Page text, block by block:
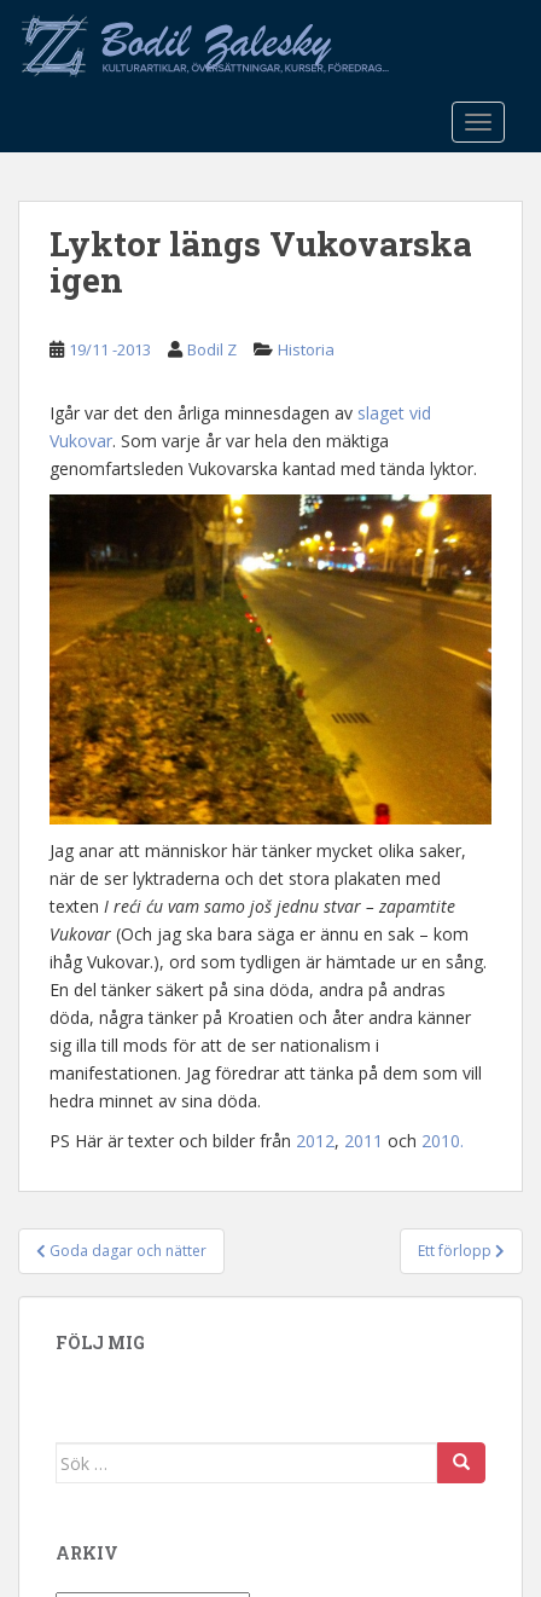
o
Lyktor längs Vukovarska
igen
19/11 -2013 Bodil Z Historia
Igår var det den årliga minnesdagen av slaget vid
Vukovar. Som varje år var hela den mäktiga
genomfartsleden Vukovarska kantad med tända lyktor.
Jag anar att människor här tänker mycket olika saker,
när de ser lyktraderna och det stora plakaten med
texten I reći ću vam samo još jednu stvar – zapamtite
Vukovar (Och jag ska bara säga er ännu en sak – kom
ihåg Vukovar.), ord som tydligen är hämtade ur en sång.
En del tänker säkert på sina döda, andra på andras
döda, några tänker på Kroatien och åter andra känner
sig illa till mods för att de ser nationalism i
manifestationen. Jag föredrar att tänka på dem som vill
hedra minnet av sina döda.
PS Här är texter och bilder från 2012, 2011 och 2010.
Inläggsnavigering
Goda dagar och nätter Ett förlopp
FÖLJ MIG
Sök efter:
ARKIV